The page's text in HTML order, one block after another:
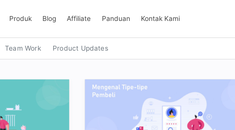
Produk Blog Affiliate Panduan Kontak Kami
Team Work Product Updates